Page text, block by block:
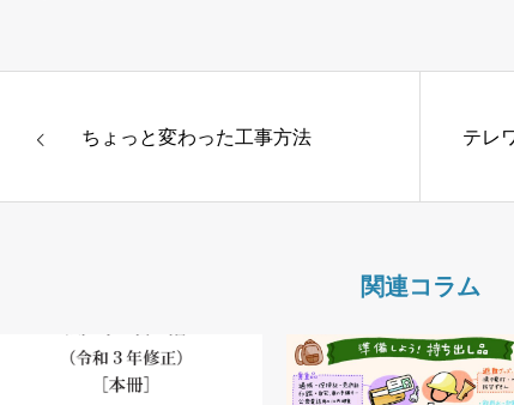
ちょっと変わった工事方法 テレ
関連コラム